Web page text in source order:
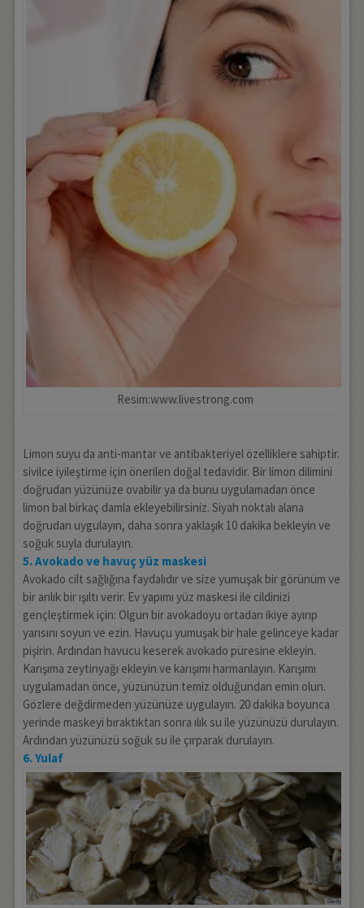
Resim:www.livestrong.com
Limon suyu da anti-mantar ve antibakteriyel özelliklere sahiptir.
sivilce iyileştirme için önerilen doğal tedavidir. Bir limon dilimini
doğrudan yüzünüze ovabilir ya da bunu uygulamadan önce
limon bal birkaç damla ekleyebilirsiniz. Siyah noktalı alana
doğrudan uygulayın, daha sonra yaklaşık 10 dakika bekleyin ve
soğuk suyla durulayın.
5. Avokado ve havuç yüz maskesi
Avokado cilt sağlığına faydalıdır ve size yumuşak bir görünüm ve
bir anlık bir ışıltı verir. Ev yapımı yüz maskesi ile cildinizi
gençleştirmek için: Olgun bir avokadoyu ortadan ikiye ayırıp
yarısını soyun ve ezin. Havuçu yumuşak bir hale gelinceye kadar
pişirin. Ardından havucu keserek avokado püresine ekleyin.
Karışıma zeytinyağı ekleyin ve karışımı harmanlayın. Karışımı
uygulamadan önce, yüzünüzün temiz olduğundan emin olun.
Gözlere değdirmeden yüzünüze uygulayın. 20 dakika boyunca
yerinde maskeyi bıraktıktan sonra ılık su ile yüzünüzü durulayın.
Ardından yüzünüzü soğuk su ile çırparak durulayın.
6. Yulaf